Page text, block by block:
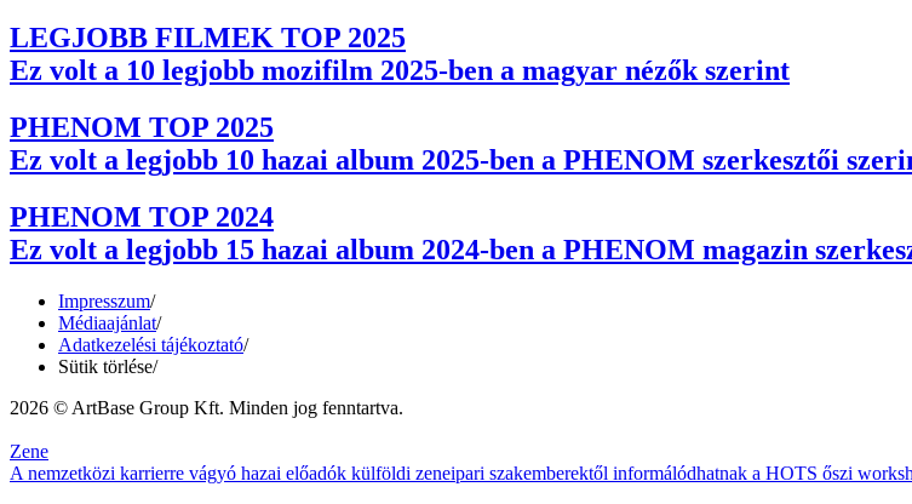
LEGJOBB FILMEK TOP 2025
Ez volt a 10 legjobb mozifilm 2025-ben a magyar nézők szerint
PHENOM TOP 2025
Ez volt a legjobb 10 hazai album 2025-ben a PHENOM szerkesztői
PHENOM TOP 2024
Ez volt a legjobb 15 hazai album 2024-ben a PHENOM magazin
Impresszum/
Médiaajánlat/
Adatkezelési tájékoztató/
Sütik törlése/
2026 © ArtBase Group Kft. Minden jog fenntartva.
Zene
A nemzetközi karrierre vágyó hazai előadók külföldi zeneipari szakemberektől informálódhatnak a HOTS őszi